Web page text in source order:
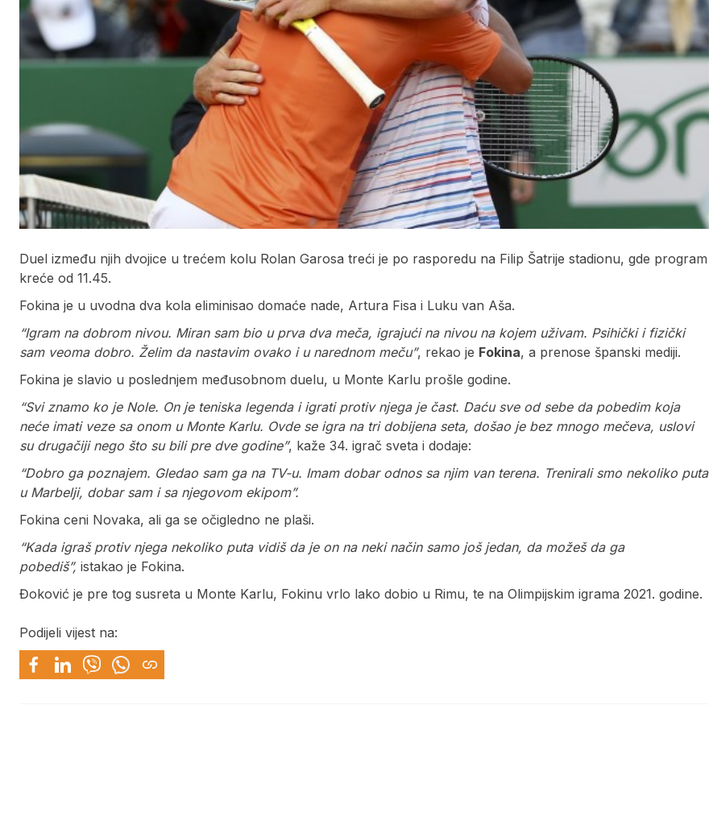
Duel između njih dvojice u trećem kolu Rolan Garosa treći je po rasporedu na Filip Šatrije stadionu, gde program
kreće od 11.45.
Fokina je u uvodna dva kola eliminisao domaće nade, Artura Fisa i Luku van Aša.
“Igram na dobrom nivou. Miran sam bio u prva dva meča, igrajući na nivou na kojem uživam. Psihički i fizički
sam veoma dobro. Želim da nastavim ovako i u narednom meču”, rekao je Fokina, a prenose španski mediji.
Fokina je slavio u poslednjem međusobnom duelu, u Monte Karlu prošle godine.
“Svi znamo ko je Nole. On je teniska legenda i igrati protiv njega je čast. Daću sve od sebe da pobedim koja
neće imati veze sa onom u Monte Karlu. Ovde se igra na tri dobijena seta, došao je bez mnogo mečeva, uslovi
su drugačiji nego što su bili pre dve godine”, kaže 34. igrač sveta i dodaje:
“Dobro ga poznajem. Gledao sam ga na TV-u. Imam dobar odnos sa njim van terena. Trenirali smo nekoliko puta
u Marbelji, dobar sam i sa njegovom ekipom”.
Fokina ceni Novaka, ali ga se očigledno ne plaši.
“Kada igraš protiv njega nekoliko puta vidiš da je on na neki način samo još jedan, da možeš da ga
pobediš”, istakao je Fokina.
Đoković je pre tog susreta u Monte Karlu, Fokinu vrlo lako dobio u Rimu, te na Olimpijskim igrama 2021. godine.
Podijeli vijest na: